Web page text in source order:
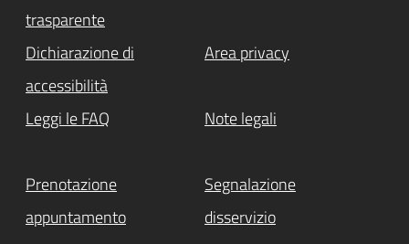
trasparente
Dichiarazione di
accessibilità
Area privacy
Leggi le FAQ Note legali
Prenotazione
appuntamento
Segnalazione
disservizio